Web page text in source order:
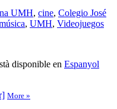
UMH, cine, Colegio José
, UMH, Videojuegos
disponible en Espanyol
More »